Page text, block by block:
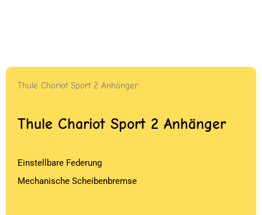
Thule Chariot Sport 2 Anhänger
Thule Chariot Sport 2 Anhänger
Einstellbare Federung
Mechanische Scheibenbremse